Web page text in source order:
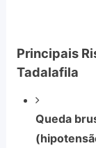
Principais
Tadalafila
Queda